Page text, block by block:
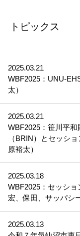
トピックス
2025.03.21
WBF2025：UNU-
太）
2025.03.21
WBF2025：笹川平
（BRIN）とセッシ
原裕太）
2025.03.18
WBF2025：セッシ
宏、保田、サッパシ
2025.03.13